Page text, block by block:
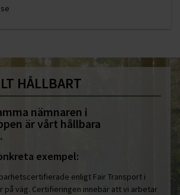
HÅLLBART
nämnaren i
är vårt hållbara
exempel:
enligt Fair Transport i
på väg. Certifieringen innebär att vi arbetar